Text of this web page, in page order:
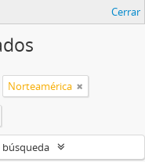
Cerrar
Norteamérica
búsqueda